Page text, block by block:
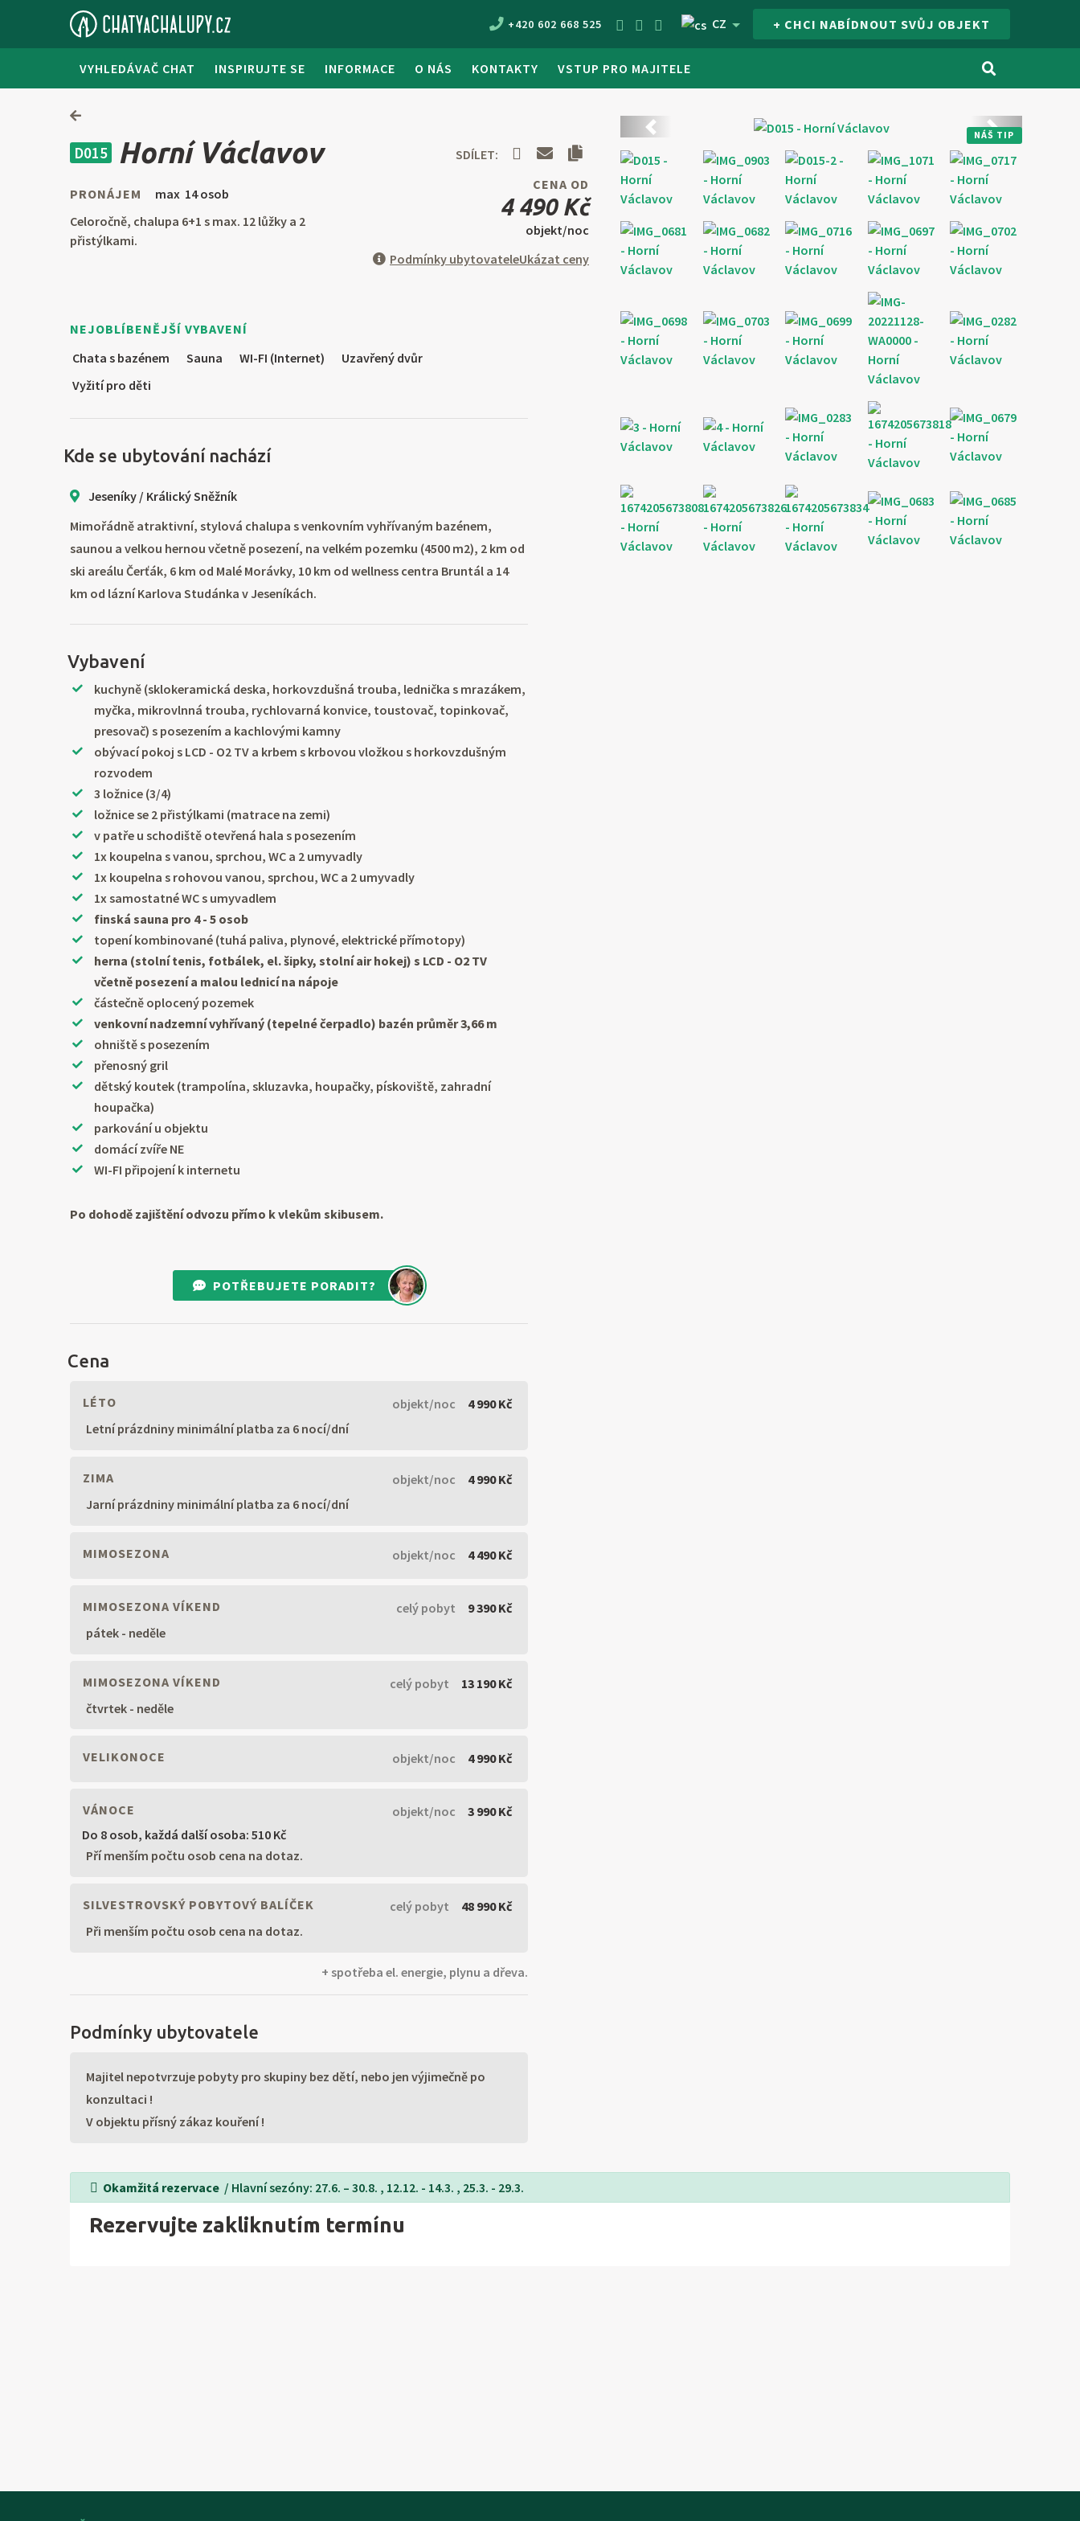
+420 602 668 525 CZ + CHCI NABÍDNOUT SVŮJ OBJEKT
VYHLEDÁVAČ CHAT INSPIRUJTE SE INFORMACE O NÁS KONTAKTY VSTUP PRO MAJITELE
D015 Horní Václavov SDÍLET:
Předchozí Další
NÁŠ TIP
PRONÁJEM
max 14 osob
Celoročně, chalupa 6+1 s max. 12 lůžky a 2
přistýlkami.
CENA OD
4 490 Kč
objekt/noc
Podmínky ubytovateleUkázat ceny
NEJOBLÍBENĚJŠÍ VYBAVENÍ
Chata s bazénem
Sauna WI-FI (Internet)
Uzavřený dvůr
Vyžití pro děti
Kde se ubytování nachází
Jeseníky / Králický Sněžník
Mimořádně atraktivní, stylová chalupa s venkovním vyhřívaným bazénem,
saunou a velkou hernou včetně posezení, na velkém pozemku (4500 m2), 2 km od
ski areálu Čerťák, 6 km od Malé Morávky, 10 km od wellness centra Bruntál a 14
km od lázní Karlova Studánka v Jeseníkách.
Vybavení
kuchyně (sklokeramická deska, horkovzdušná trouba, lednička s mrazákem,
myčka, mikrovlnná trouba, rychlovarná konvice, toustovač, topinkovač,
presovač) s posezením a kachlovými kamny
obývací pokoj s LCD - O2 TV a krbem s krbovou vložkou s horkovzdušným
rozvodem
3 ložnice (3/4)
ložnice se 2 přistýlkami (matrace na zemi)
v patře u schodiště otevřená hala s posezením
1x koupelna s vanou, sprchou, WC a 2 umyvadly
1x koupelna s rohovou vanou, sprchou, WC a 2 umyvadly
1x samostatné WC s umyvadlem
finská sauna pro 4 - 5 osob
topení kombinované (tuhá paliva, plynové, elektrické přímotopy)
herna (stolní tenis, fotbálek, el. šipky, stolní air hokej) s LCD - O2 TV
včetně posezení a malou lednicí na nápoje
částečně oplocený pozemek
venkovní nadzemní vyhřívaný (tepelné čerpadlo) bazén průměr 3,66 m
ohniště s posezením
přenosný gril
dětský koutek (trampolína, skluzavka, houpačky, pískoviště, zahradní
houpačka)
parkování u objektu
domácí zvíře NE
WI-FI připojení k internetu
Po dohodě zajištění odvozu přímo k vlekům skibusem.
POTŘEBUJETE PORADIT?
Cena
LÉTO objekt/noc
4 990 Kč
Letní prázdniny minimální platba za 6 nocí/dní
ZIMA objekt/noc
4 990 Kč
Jarní prázdniny minimální platba za 6 nocí/dní
MIMOSEZONA objekt/noc 4 490 Kč
MIMOSEZONA VÍKEND celý pobyt
9 390 Kč
pátek - neděle
MIMOSEZONA VÍKEND celý pobyt
13 190 Kč
čtvrtek - neděle
VELIKONOCE objekt/noc 4 990 Kč
VÁNOCE objekt/noc
3 990 Kč
Do 8 osob, každá další osoba: 510 Kč
Pří menším počtu osob cena na dotaz.
SILVESTROVSKÝ POBYTOVÝ BALÍČEK celý pobyt
48 990 Kč
Při menším počtu osob cena na dotaz.
+ spotřeba el. energie, plynu a dřeva.
Podmínky ubytovatele
Majitel nepotvrzuje pobyty pro skupiny bez dětí, nebo jen výjimečně po
konzultaci !
V objektu přísný zákaz kouření !
Okamžitá rezervace / Hlavní sezóny: 27.6. – 30.8. , 12.12. - 14.3. , 25.3. - 29.3.
Rezervujte zakliknutím termínu